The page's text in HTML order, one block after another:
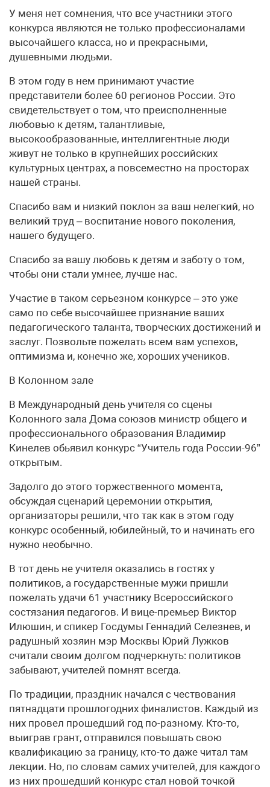
У меня нет сомнения, что все участники этого
конкурса являются не только профессионалами
высочайшего класса, но и прекрасными,
душевными людьми.
В этом году в нем принимают участие
представители более 60 регионов России. Это
свидетельствует о том, что преисполненные
любовью к детям, талантливые,
высокообразованные, интеллигентные люди
живут не только в крупнейших российских
культурных центрах, а повсеместно на просторах
нашей страны.
Спасибо вам и низкий поклон за ваш нелегкий, но
великий труд – воспитание нового поколения,
нашего будущего.
Спасибо за вашу любовь к детям и заботу о том,
чтобы они стали умнее, лучше нас.
Участие в таком серьезном конкурсе – это уже
само по себе высочайшее признание ваших
педагогического таланта, творческих достижений и
заслуг. Позвольте пожелать всем вам успехов,
оптимизма и, конечно же, хороших учеников.
В Колонном зале
В Международный день учителя со сцены
Колонного зала Дома союзов министр общего и
профессионального образования Владимир
Кинелев обьявил конкурс “Учитель года России-96”
открытым.
Задолго до этого торжественного момента,
обсуждая сценарий церемонии открытия,
организаторы решили, что так как в этом году
конкурс особенный, юбилейный, то и начинать его
нужно необычно.
В тот день не учителя оказались в гостях у
политиков, а государственные мужи пришли
пожелать удачи 61 участнику Всероссийского
состязания педагогов. И вице-премьер Виктор
Илюшин, и спикер Госдумы Геннадий Селезнев, и
радушный хозяин мэр Москвы Юрий Лужков
считали своим долгом подчеркнуть: политиков
забывают, учителей помнят всегда.
По традиции, праздник начался с чествования
пятнадцати прошлогодних финалистов. Каждый из
них провел прошедший год по-разному. Кто-то,
выиграв грант, отправился повышать свою
квалификацию за границу, кто-то даже читал там
лекции. Но, по словам самих учителей, для каждого
из них прошедший конкурс стал новой точкой